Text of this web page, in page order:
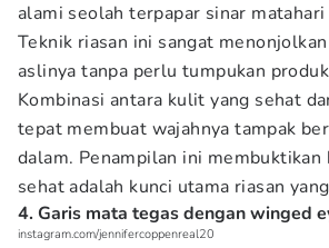
alami seolah terpapar sinar matahari
Teknik riasan ini sangat
aslinya tanpa perlu tumpukan
Kombinasi antara kulit yang sehat
tepat membuat wajahnya tampak
dalam. Penampilan ini
sehat adalah kunci utama riasan
4. Garis mata tegas dengan winged
instagram.com/jennifercoppenreal20